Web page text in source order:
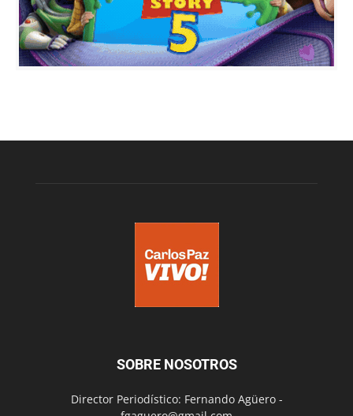
SOBRE NOSOTROS
Director Periodístico: Fernando Agüero -